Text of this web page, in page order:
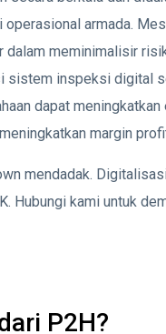
operasional armada.
meminimalisir
sistem inspeksi digital
dapat
margin
mendadak.
Hubungi kami untuk
P2H?